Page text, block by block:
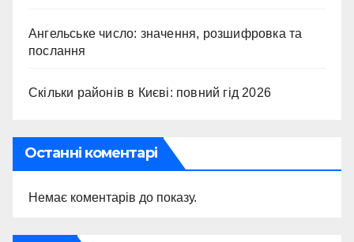
Ангельське число: значення, розшифровка та
послання
Скільки районів в Києві: повний гід 2026
Останні коментарі
Немає коментарів до показу.